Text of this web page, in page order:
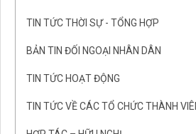
TIN TỨC THỜI SỰ - TỔNG HỢP
BẢN TIN ĐỐI NGOẠI NHÂN DÂN
TIN TỨC HOẠT ĐỘNG
TIN TỨC VỀ CÁC TỔ CHỨC THÀNH